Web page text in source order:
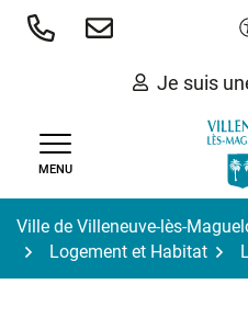
Aller
Je suis
MENU
Ville de Villeneuve-lès-
Logement et Habitat